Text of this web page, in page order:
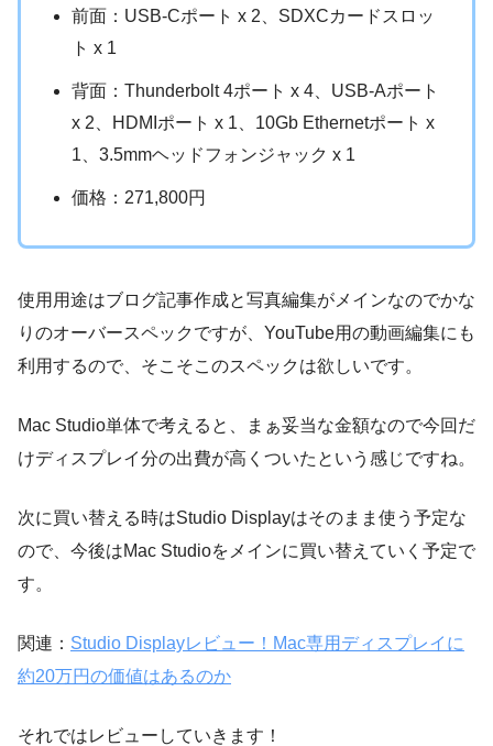
前面：USB-Cポート x 2、SDXCカードスロッ
ト x 1
背面：Thunderbolt 4ポート x 4、USB-Aポート
x 2、HDMIポート x 1、10Gb Ethernetポート x
1、3.5mmヘッドフォンジャック x 1
価格：271,800円
使用用途はブログ記事作成と写真編集がメインなのでかな
りのオーバースペックですが、YouTube用の動画編集にも
利用するので、そこそこのスペックは欲しいです。
Mac Studio単体で考えると、まぁ妥当な金額なので今回だ
けディスプレイ分の出費が高くついたという感じですね。
次に買い替える時はStudio Displayはそのまま使う予定な
ので、今後はMac Studioをメインに買い替えていく予定で
す。
関連： Studio Displayレビュー！Mac専用ディスプレイに
約20万円の価値はあるのか
それではレビューしていきます！